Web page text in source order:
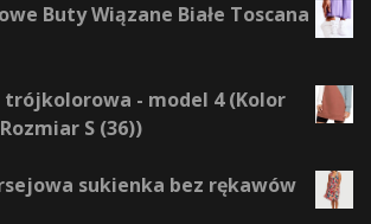
Buty Wiązane Białe Toscana
trójkolorowa - model 4 (Kolor
S (36))
sukienka bez rękawów